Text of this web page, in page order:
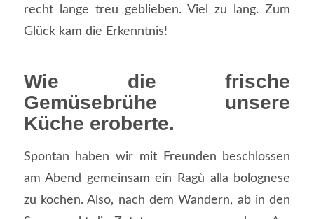
recht lange treu geblieben. Viel zu lang. Zum
Glück kam die Erkenntnis!
Wie die frische
Gemüsebrühe unsere
Küche eroberte.
Spontan haben wir mit Freunden beschlossen
am Abend gemeinsam ein Ragù alla bolognese
zu kochen. Also, nach dem Wandern, ab in den